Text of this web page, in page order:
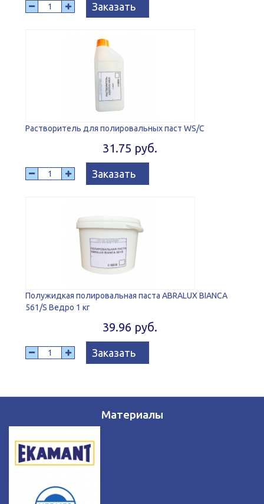
Заказать
Растворитель для полировальных паст WS/C
31.75 руб.
Заказать
Полужидкая полировальная паста ABRALUX BIANCA
561/S Ведро 1 кг
39.96 руб.
Заказать
Материалы